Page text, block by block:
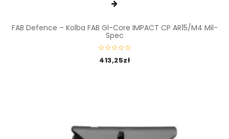
FAB Defence – Kolba FAB Gl-Core IMPACT CP AR15/M4 Mil-
Spec
413,25zł